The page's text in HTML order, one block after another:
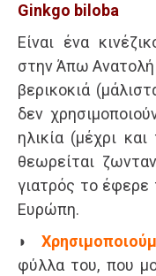
Ginkgo biloba
Είναι ένα
στην Άπω Ανατολή
βερικοκιά
δεν
ηλικία (μέχρι
θεωρείται
γιατρός το έφερε
Ευρώπη.
◗
φύλλα του, που